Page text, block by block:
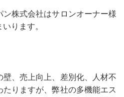
株式会社はサロンオーナー様
ります。
、売上向上、差別化、人材不
りますが、弊社の多機能エス